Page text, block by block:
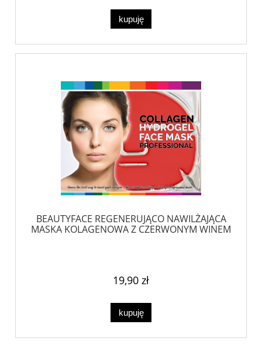
kupuję
BEAUTYFACE REGENERUJĄCO NAWILŻAJĄCA
MASKA KOLAGENOWA Z CZERWONYM WINEM
19,90 zł
kupuję